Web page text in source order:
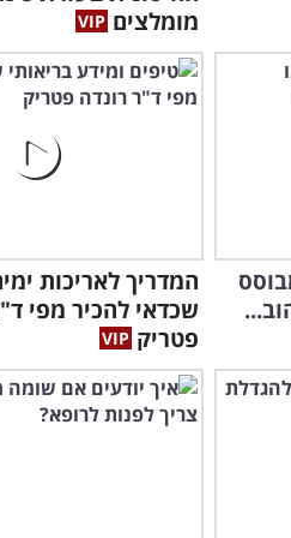
הד"ר מסביר: איך
יכולה למנוע
קוגניטיבית?
מומלצים
המדריך לאריכות
שכדאי להכיר מפי
פטריק